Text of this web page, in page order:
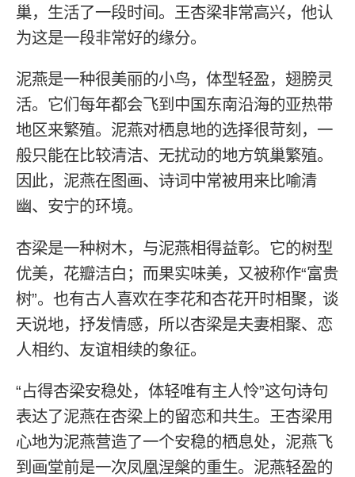
巢，生活了一段时间。王杏梁非常高兴，他认
为这是一段非常好的缘分。
泥燕是一种很美丽的小鸟，体型轻盈，翅膀灵
活。它们每年都会飞到中国东南沿海的亚热带
地区来繁殖。泥燕对栖息地的选择很苛刻，一
般只能在比较清洁、无扰动的地方筑巢繁殖。
因此，泥燕在图画、诗词中常被用来比喻清
幽、安宁的环境。
杏梁是一种树木，与泥燕相得益彰。它的树型
优美，花瓣洁白；而果实味美，又被称作“富贵
树”。也有古人喜欢在李花和杏花开时相聚，谈
天说地，抒发情感，所以杏梁是夫妻相聚、恋
人相约、友谊相续的象征。
“占得杏梁安稳处，体轻唯有主人怜”这句诗句
表达了泥燕在杏梁上的留恋和共生。王杏梁用
心地为泥燕营造了一个安稳的栖息处，泥燕飞
到画堂前是一次凤凰涅槃的重生。泥燕轻盈的